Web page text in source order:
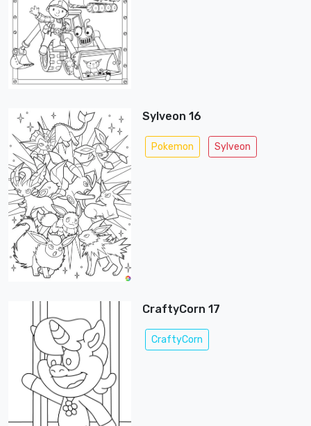
Sylveon 16
Pokemon Sylveon
CraftyCorn 17
CraftyCorn